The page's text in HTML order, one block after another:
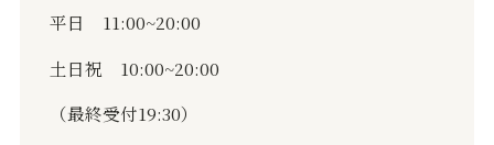
平日 11:00~20:00
土日祝 10:00~20:00
（最終受付19:30）